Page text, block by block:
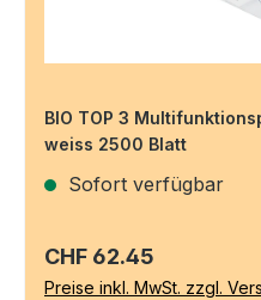
BIO TOP 3
weiss 2500 Blatt
Sofort verfügbar
Regulärer Preis:
CHF 62.45
Preise inkl. MwSt. zzgl.